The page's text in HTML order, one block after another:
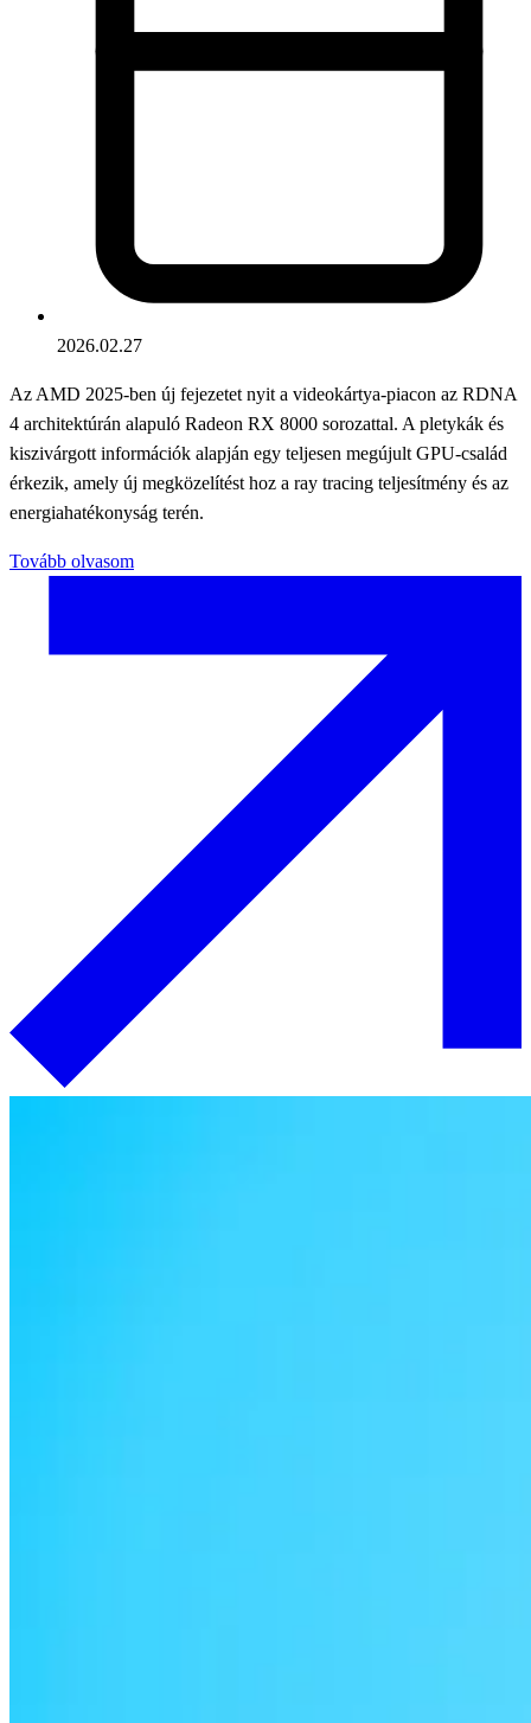
2026.02.27
Az AMD 2025-ben új fejezetet nyit a videokártya-piacon az RDNA
4 architektúrán alapuló Radeon RX 8000 sorozattal. A pletykák és
kiszivárgott információk alapján egy teljesen megújult GPU-család
érkezik, amely új megközelítést hoz a ray tracing teljesítmény és az
energiahatékonyság terén.
Tovább olvasom